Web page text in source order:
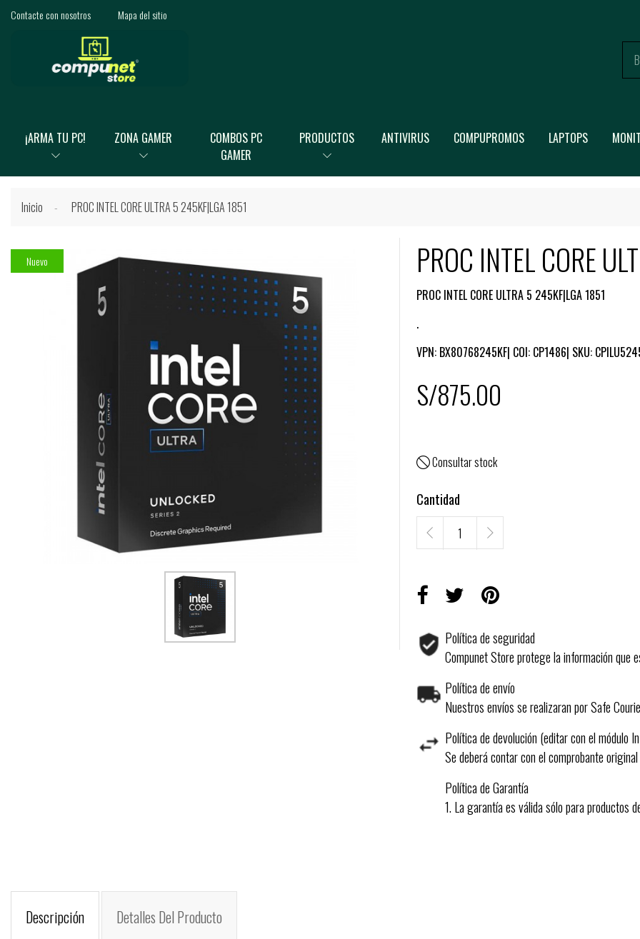
Contacte con nosotros Mapa del sitio
¡ARMA TU PC! ZONA GAMER
COMBOS PC
GAMER
PRODUCTOS ANTIVIRUS COMPUPROMOS LAPTOPS
Inicio PROC INTEL CORE ULTRA 5 245KF|LGA 1851
Nuevo PROC INTEL CORE
PROC INTEL CORE ULTRA 5 245KF|LGA 1851
.
VPN: BX80768245KF| COI: CP1486| SKU:
S/875.00
Consultar stock
Cantidad
Política de seguridad
Compunet Store protege la información que
Política de envío
Nuestros envíos se realizaran por Safe
Política de devolución (editar con el módulo
Se deberá contar con el comprobante
Política de Garantía
1. La garantía es válida sólo para productos
Descripción Detalles Del Producto